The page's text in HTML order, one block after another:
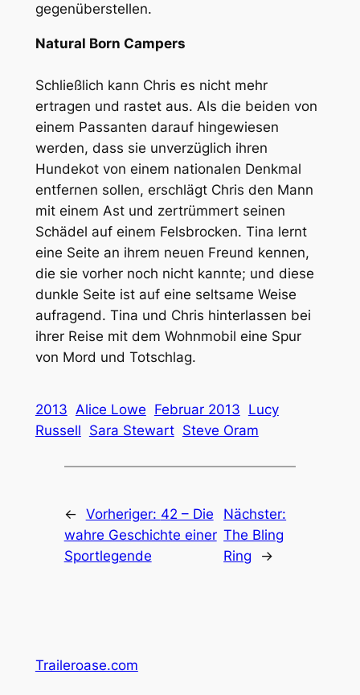
gegenüberstellen.
Natural Born Campers
Schließlich kann Chris es nicht mehr
ertragen und rastet aus. Als die beiden von
einem Passanten darauf hingewiesen
werden, dass sie unverzüglich ihren
Hundekot von einem nationalen Denkmal
entfernen sollen, erschlägt Chris den Mann
mit einem Ast und zertrümmert seinen
Schädel auf einem Felsbrocken. Tina lernt
eine Seite an ihrem neuen Freund kennen,
die sie vorher noch nicht kannte; und diese
dunkle Seite ist auf eine seltsame Weise
aufragend. Tina und Chris hinterlassen bei
ihrer Reise mit dem Wohnmobil eine Spur
von Mord und Totschlag.
2013 Alice Lowe Februar 2013 Lucy
Russell Sara Stewart Steve Oram
← Vorheriger: 42 – Die
wahre Geschichte einer
Sportlegende
Nächster:
The Bling
Ring
→
Traileroase.com